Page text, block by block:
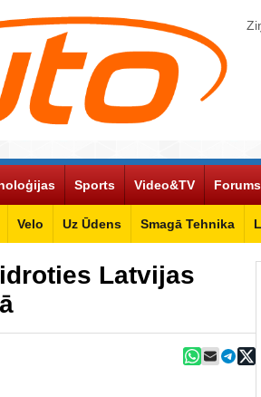
Velo Uz Ūdens Smagā Tehnika
Sports Video&TV Forums
Latvijas